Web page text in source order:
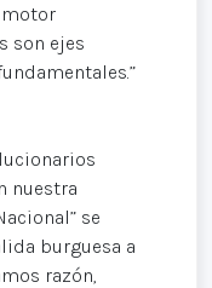
son ejes
nuestra
se
burguesa a
razón,